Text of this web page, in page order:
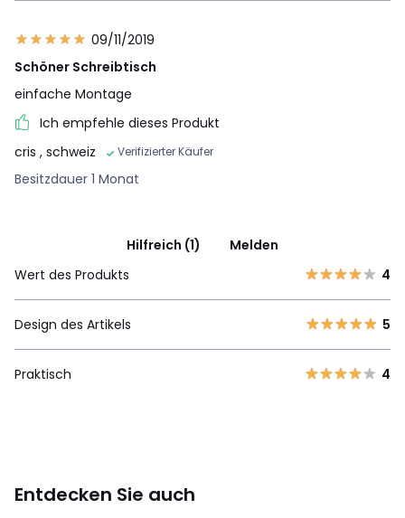
09/11/2019
Schöner Schreibtisch
einfache Montage
Ich empfehle dieses Produkt
cris , schweiz Verifizierter Käufer
Besitzdauer 1 Monat
Hilfreich (1)
Melden
Wert des Produkts
4
Design des Artikels 5
Praktisch 4
Entdecken Sie auch